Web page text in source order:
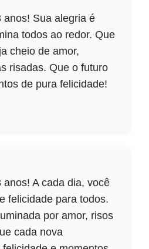
anos! Sua alegria é
todos ao redor. Que
cheio de amor,
risadas. Que o futuro
de pura felicidade!
anos! A cada dia, você
felicidade para todos.
por amor, risos
cada nova